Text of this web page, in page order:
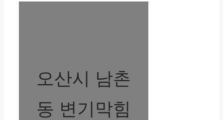
오산시 남촌
동 변기막힘